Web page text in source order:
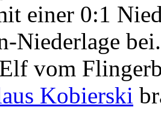
einer 0:1
Niederlage
vom
Kobierski